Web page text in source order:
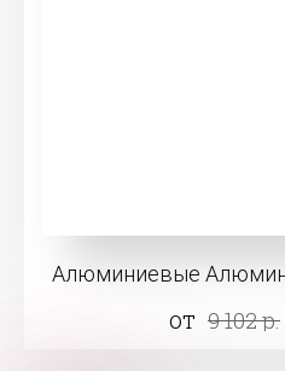
Алюминиевые
от 9 102 р.